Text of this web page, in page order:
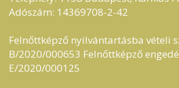
Adószám: 14369708-2-42
Felnőttképző nyilvántartásba vételi
B/2020/000653 Felnőttképző
E/2020/000125